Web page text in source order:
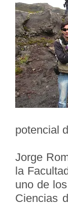
potencial
Jorge
la
uno de
Ciencias